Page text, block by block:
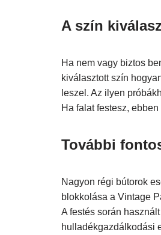
A szín
Ha nem vagy biztos
kiválasztott szín
leszel. Az ilyen
Ha falat festesz,
További
Nagyon régi bútorok
blokkolása a Vintage
A festés során
hulladékgazdálkodási